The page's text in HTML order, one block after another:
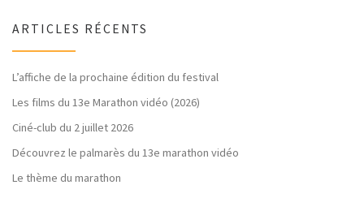
ARTICLES RÉCENTS
L’affiche de la prochaine édition du festival
Les films du 13e Marathon vidéo (2026)
Ciné-club du 2 juillet 2026
Découvrez le palmarès du 13e marathon vidéo
Le thème du marathon